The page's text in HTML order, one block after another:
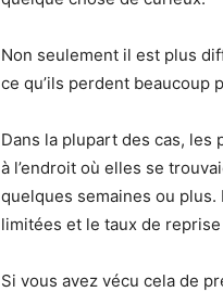
Non seulement il est plus
ce qu’ils perdent beaucoup
Dans la plupart des cas,
à l’endroit où elles se
quelques semaines ou
limitées et le taux de
Si vous avez vécu cela de